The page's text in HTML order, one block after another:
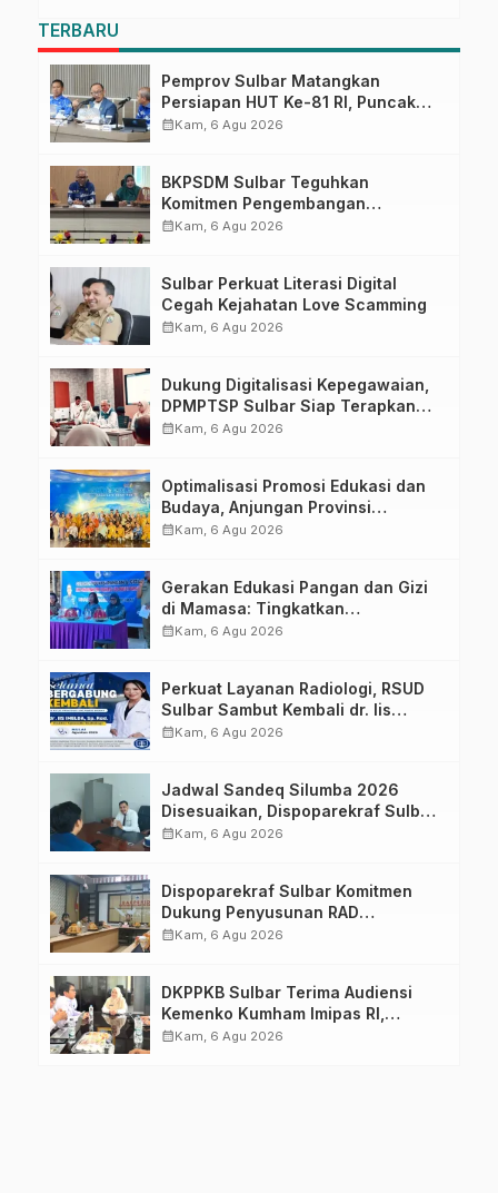
TERBARU
Pemprov Sulbar Matangkan
Persiapan HUT Ke-81 RI, Puncak
Upacara di Lapangan Ahmad
calendar_monthKam, 6 Agu 2026
BKPSDM Sulbar Teguhkan
Komitmen Pengembangan
Kompetensi ASN melalui
calendar_monthKam, 6 Agu 2026
Sulbar Perkuat Literasi Digital
Cegah Kejahatan Love Scamming
calendar_monthKam, 6 Agu 2026
Dukung Digitalisasi Kepegawaian,
DPMPTSP Sulbar Siap Terapkan
Aplikasi FLEKSI ASN
calendar_monthKam, 6 Agu 2026
Optimalisasi Promosi Edukasi dan
Budaya, Anjungan Provinsi
Sulawesi Barat Perkuat Kolaborasi
calendar_monthKam, 6 Agu 2026
Gerakan Edukasi Pangan dan Gizi
di Mamasa: Tingkatkan
Pengetahuan dan Keterampilan
calendar_monthKam, 6 Agu 2026
Perkuat Layanan Radiologi, RSUD
Sulbar Sambut Kembali dr. Iis
Imelda, Sp.Rad
calendar_monthKam, 6 Agu 2026
Jadwal Sandeq Silumba 2026
Disesuaikan, Dispoparekraf Sulbar
Pastikan Persiapan Tetap
calendar_monthKam, 6 Agu 2026
Dispoparekraf Sulbar Komitmen
Dukung Penyusunan RAD
TPB/SDGs Sulawesi Barat
calendar_monthKam, 6 Agu 2026
DKPPKB Sulbar Terima Audiensi
Kemenko Kumham Imipas RI,
Perkuat Pelayanan Kesehatan bagi
calendar_monthKam, 6 Agu 2026